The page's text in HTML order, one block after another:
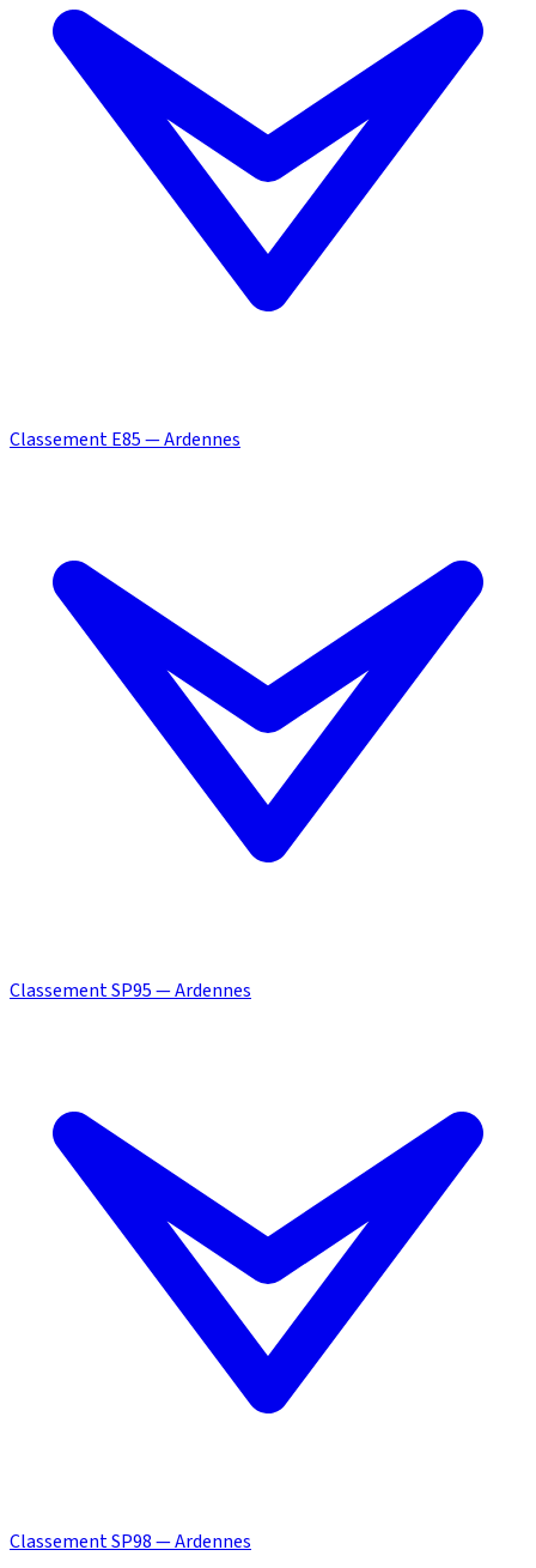
Classement E85 — Ardennes
Classement SP95 — Ardennes
Classement SP98 — Ardennes